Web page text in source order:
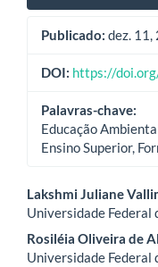
Publicado: dez. 11,
DOI: https://
Palavras-chave:
Educação
Ensino Superior,
Conteúdo
do
Lakshmi Juliane
Universidade Federal
Rosiléia Oliveira de
Universidade Federal